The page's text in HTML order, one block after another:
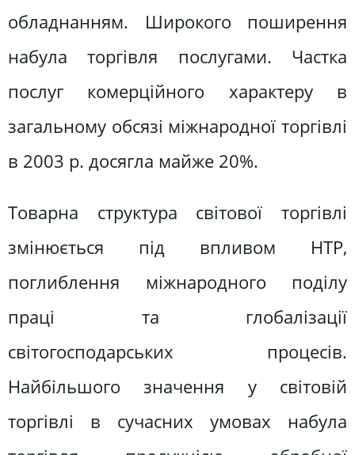
обладнанням. Широкого поширення
набула торгівля послугами. Частка
послуг комерційного характеру в
загальному обсязі міжнародної торгівлі
в 2003 р. досягла майже 20%.
Товарна структура світової торгівлі
змінюється під впливом НТР,
поглиблення міжнародного поділу
праці та глобалізації
світогосподарських процесів.
Найбільшого значення у світовій
торгівлі в сучасних умовах набула